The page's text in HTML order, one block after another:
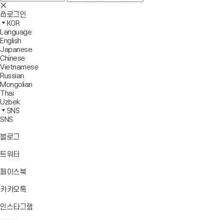
창
열
기
검
색
영
역
닫
기
사
이
트
맵
이
동
모
바
일
메
뉴
열
기
전
체
메
뉴
로그인
KOR
Language
English
Japanese
Chinese
Vietnamese
Russian
Mongolian
Thai
Uzbek
SNS
SNS
블로그
트위터
가
페이스북바
가
카카오톡바
가
인스타그램